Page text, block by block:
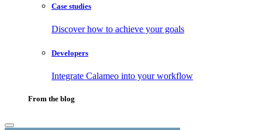
Case studies
Discover how to achieve your goals
Developers
Integrate Calameo into your workflow
From the blog